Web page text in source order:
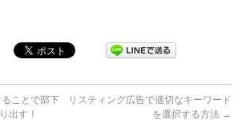
ことで部下
出す！
リスティング広告で適切なキーワード
を選択する方法 →